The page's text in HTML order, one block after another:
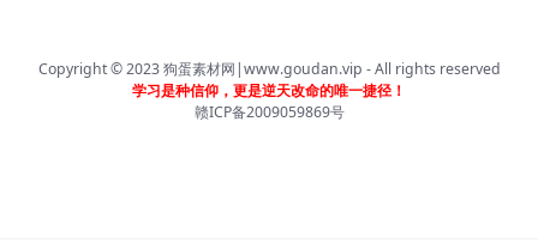
Copyright © 2023狗蛋素材网|www.goudan.vip - All rights reserved
学习是种信仰，更是逆天改命的唯一捷径！
赣ICP备2009059869号